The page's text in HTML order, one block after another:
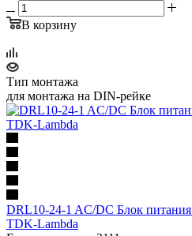
В корзину
Тип монтажа
для монтажа на DIN-рейке
DRL10-24-1 AC/DC Блок
TDK-Lambda